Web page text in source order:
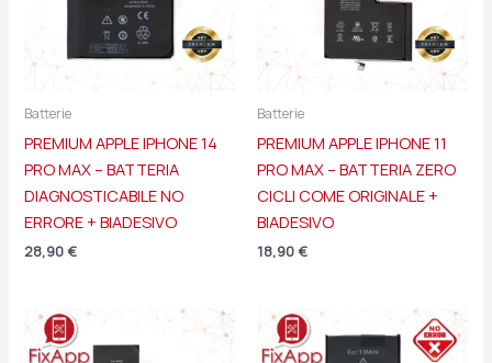
Batterie
PREMIUM APPLE IPHONE 14
PRO MAX – BATTERIA
DIAGNOSTICABILE NO
ERRORE + BIADESIVO
28,90 €
Batterie
PREMIUM APPLE IPHONE 11
PRO MAX – BATTERIA ZERO
CICLI COME ORIGINALE +
BIADESIVO
18,90 €